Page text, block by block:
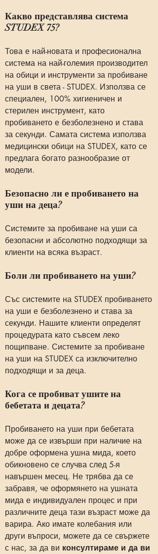
Какво представлява система
STUDEX 75?
Това е най-новата и професионална
система на най-големия производител
на обици и инструменти за пробиване
на уши в света - STUDEX. Използва се
специален, 100% хигиеничен и
стерилен инструмент, като
пробиването е безболезнено и става
за секунди. Самата система използва
медицински обици на STUDEX, като се
предлага богато разнообразие от
модели.
Безопасно ли е пробиването на
уши на деца?
Системите за пробиване на уши са
безопасни и абсолютно подходящи за
клиенти на всяка възраст.
Боли ли пробиването на уши?
Със системите на STUDEX пробиването
на уши е безболезнено и става за
секунди. Нашите клиенти определят
процедурата като съвсем леко
пощипване. Системите за пробиване
на уши на STUDEX са изключително
подходящи и за деца.
Кога се пробиват ушите на
бебетата и децата?
Пробиването на уши при бебетата
може да се извърши при наличие на
добре оформена ушна мида, което
обикновено се случва след 5-я
навършен месец. Не трябва да се
забравя, че оформянето на ушната
мида е индивидуален процес и при
различните деца тази възраст може да
варира. Ако имате колебания или
други въпроси, можете да се свържете
с нас, за да ви консултираме и да ви